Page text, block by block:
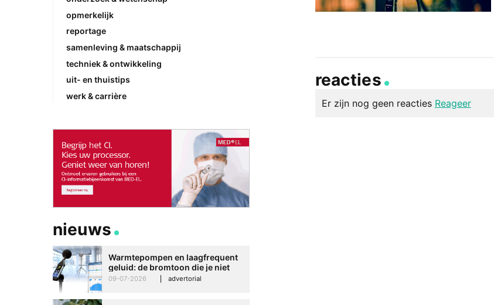
reacties
Er zijn nog geen reacties Reageer
opmerkelijk
reportage
samenleving & maatschappij
techniek & ontwikkeling
uit- en thuistips
werk & carrière
nieuws
Warmtepompen en laagfrequent
geluid: de bromtoon die je niet
kunt negeren
09-07-2026 advertorial